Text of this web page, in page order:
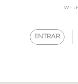
ENTRAR